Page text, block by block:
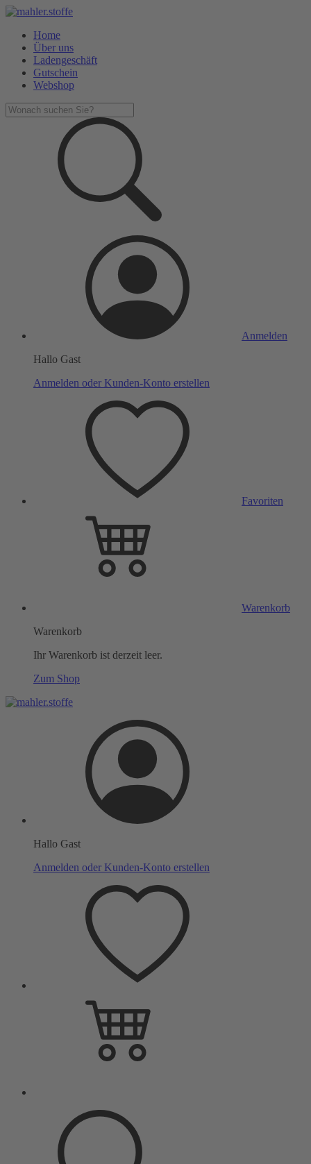
Home
Über uns
Ladengeschäft
Gutschein
Webshop
Anmelden
Hallo Gast
Anmelden oder Kunden-Konto erstellen
Favoriten
Warenkorb
Warenkorb
Ihr Warenkorb ist derzeit leer.
Zum Shop
Hallo Gast
Anmelden oder Kunden-Konto erstellen